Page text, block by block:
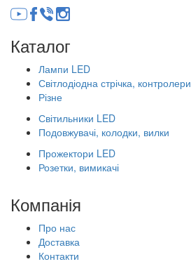
Каталог
Лампи LED
Світлодіодна стрічка, контролери
Різне
Світильники LED
Подовжувачі, колодки, вилки
Прожектори LED
Розетки, вимикачі
Компанія
Про нас
Доставка
Контакти